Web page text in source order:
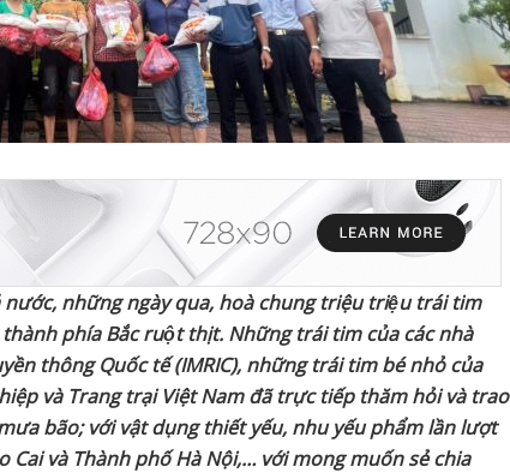
nước, những ngày qua, hoàchung triệutriệu trái tim
phía Bắc ruột thịt. Nhữngtrái tim của các nhà
thông Quốc tế (IMRIC), những trái tim bé nhỏ của
và Trang trại Việt Nam đãtrực tiếp thăm hỏi và trao
bão; với vật dụng thiết yếu, nhu yếu phẩm lần lượt
Cai và Thành phố Hà Nội,… với mong muốn sẻ chia